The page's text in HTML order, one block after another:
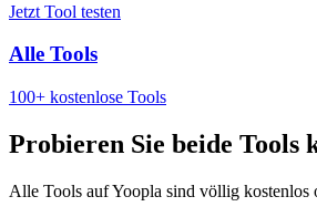
Jetzt Tool testen
Alle Tools
100+ kostenlose Tools
Probieren Sie beide Tools
Alle Tools auf Yoopla sind völlig kostenlos